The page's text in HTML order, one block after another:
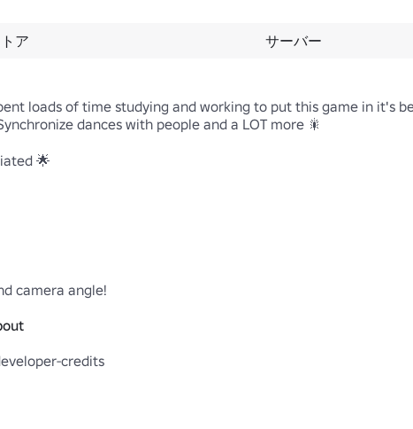
ア サーバー
loads of time studying and working to put this game in it's
dances with people and a LOT more 🎇
🌟
camera angle!